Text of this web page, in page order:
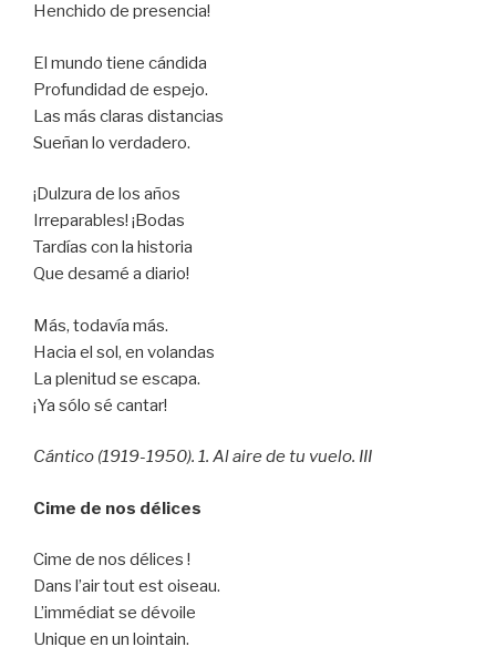
Henchido de presencia!
El mundo tiene cándida
Profundidad de espejo.
Las más claras distancias
Sueñan lo verdadero.
¡Dulzura de los años
Irreparables! ¡Bodas
Tardías con la historia
Que desamé a diario!
Más, todavía más.
Hacia el sol, en volandas
La plenitud se escapa.
¡Ya sólo sé cantar!
Cántico (1919-1950). 1. Al aire de tu vuelo. III
Cime de nos délices
Cime de nos délices !
Dans l’air tout est oiseau.
L’immédiat se dévoile
Unique en un lointain.